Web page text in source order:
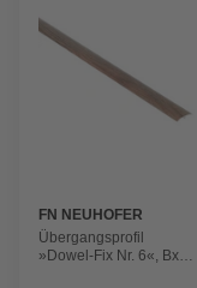
FN NEUHOFER
Übergangsprofil
»Dowel-Fix Nr. 6«, BxL: